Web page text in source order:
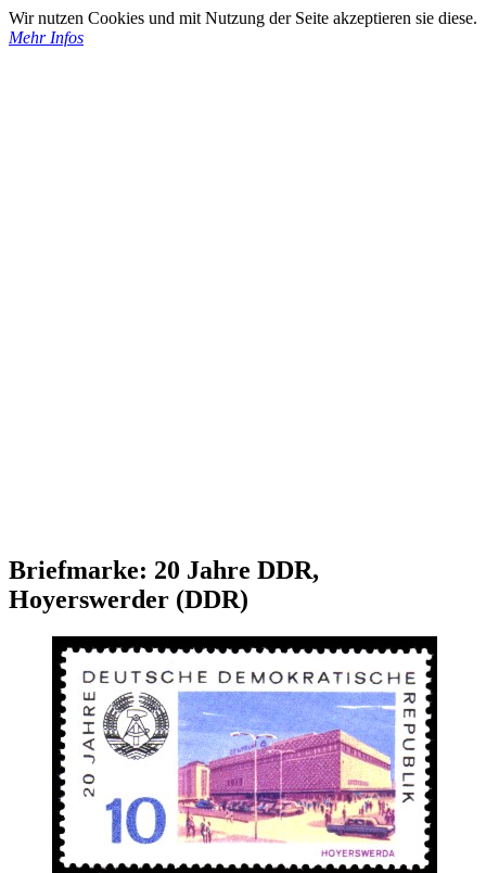
Wir nutzen Cookies und mit Nutzung der Seite akzeptieren sie diese.
Mehr Infos
Briefmarke: 20 Jahre DDR,
Hoyerswerder (DDR)